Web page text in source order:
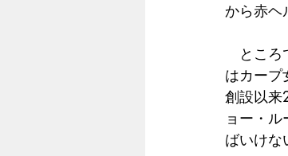
から赤ヘ
ところ
はカープ
創設以来
ョー・
ばいけな